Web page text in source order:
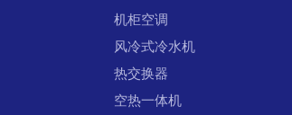
机柜空调
风冷式冷水机
热交换器
空热一体机